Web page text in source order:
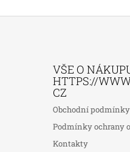
VŠE O
HTTPS://
CZ
Obchodní podmínky
Podmínky ochrany
Kontakty